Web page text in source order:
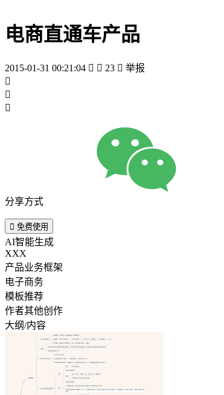
电商直通车产品
2015-01-31 00:21:04   23  举报



分享方式
 免费使用
AI智能生成
XXX
产品业务框架
电子商务
模板推荐
作者其他创作
大纲/内容